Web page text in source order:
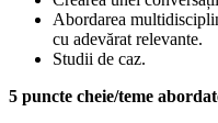
Abordarea
cu adevărat relevante.
Studii de caz.
5 puncte cheie/teme